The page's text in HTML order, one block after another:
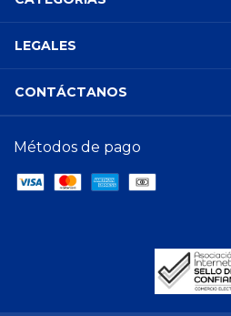
LEGALES
CONTÁCTANOS
Métodos de pago